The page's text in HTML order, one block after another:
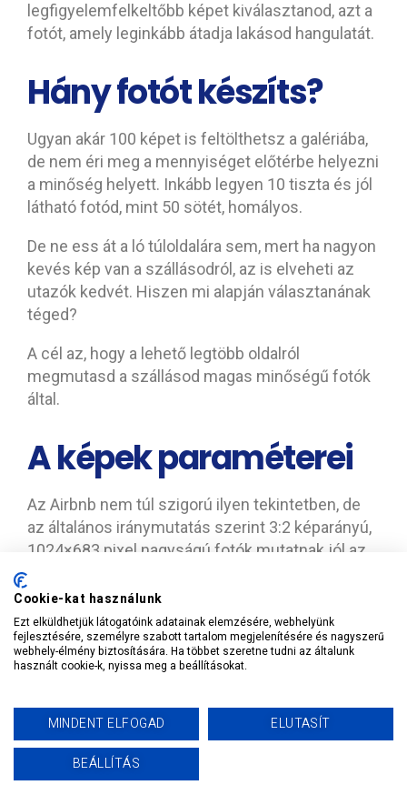
legfigyelemfelkeltőbb képet kiválasztanod, azt a
fotót, amely leginkább átadja lakásod hangulatát.
Hány fotót készíts?
Ugyan akár 100 képet is feltölthetsz a galériába,
de nem éri meg a mennyiséget előtérbe helyezni
a minőség helyett. Inkább legyen 10 tiszta és jól
látható fotód, mint 50 sötét, homályos.
De ne ess át a ló túloldalára sem, mert ha nagyon
kevés kép van a szállásodról, az is elveheti az
utazók kedvét. Hiszen mi alapján választanának
téged?
A cél az, hogy a lehető legtöbb oldalról
megmutasd a szállásod magas minőségű fotók
által.
A képek paraméterei
Az Airbnb nem túl szigorú ilyen tekintetben, de
az általános iránymutatás szerint 3:2 képarányú,
1024×683 pixel nagyságú fotók mutatnak jól az
Mivel fényképezz?
Semmiképpen nincs szükséged DSLR kamerára
minőségi képek készítésére. Az a lényeg, hogy
jól kivehető, megfelelően megvilágított, és
hívogató képek készüljenek a szállásodról.
Cookie-kat használunk
Ezt elküldhetjük látogatóink adatainak elemzésére, webhelyünk
fejlesztésére, személyre szabott tartalom megjelenítésére és nagyszerű
webhely-élmény biztosítására. Ha többet szeretne tudni az általunk
használt cookie-k, nyissa meg a beállításokat.
MINDENT ELFOGAD ELUTASÍT
BEÁLLÍTÁS